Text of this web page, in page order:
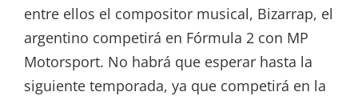
entre ellos el compositor musical, Bizarrap, el
argentino competirá en Fórmula 2 con MP
Motorsport. No habrá que esperar hasta la
siguiente temporada, ya que competirá en la